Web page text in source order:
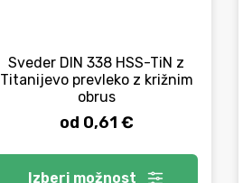
Sveder DIN 338 HSS-TiN z
Titanijevo prevleko z križnim
obrus
od 0,61 €
Izberi možnost